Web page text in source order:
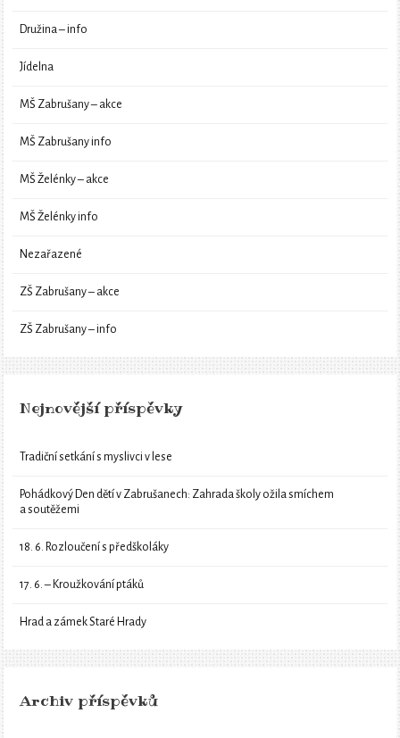
Družina – info
Jídelna
MŠ Zabrušany – akce
MŠ Zabrušany info
MŠ Želénky – akce
MŠ Želénky info
Nezařazené
ZŠ Zabrušany – akce
ZŠ Zabrušany – info
Nejnovější příspěvky
Tradiční setkání s myslivci v lese
Pohádkový Den dětí v Zabrušanech: Zahrada školy ožila smíchem
a soutěžemi
18. 6. Rozloučení s předškoláky
17. 6. – Kroužkování ptáků
Hrad a zámek Staré Hrady
Archiv příspěvků